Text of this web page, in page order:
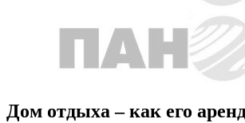
Дом отдыха – как его